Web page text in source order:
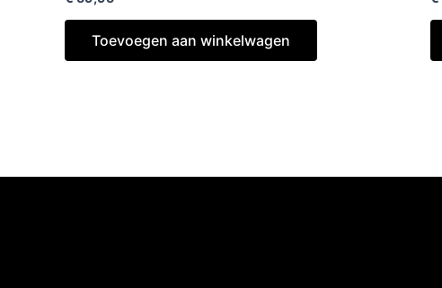
Toevoegen aan winkelwagen